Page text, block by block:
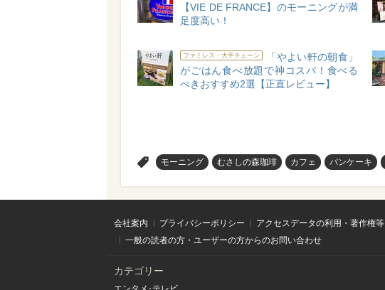
【VIE DE FRANCE】のモーニングが満
足度高い！
ファミレス・大手チェーン
「やよい軒の朝食」
がごはん食べ放題で神コスパ！食べる
べきおすすめ2選【正直レビュー】
モーニング むさしの森珈琲 カフェ パンケーキ
会社案内 プライバシーポリシー アクセスデータの利用・著作権等
一般の読者の方・ユーザーの方からのお問い合わせ
カテゴリー